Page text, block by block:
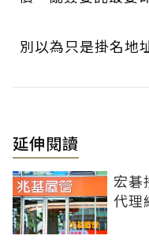
別以為只是掛名地
延伸閱讀
宏碁
代理